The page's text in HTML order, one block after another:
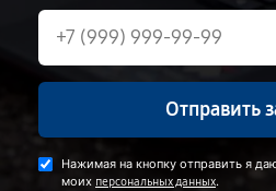
Отправить
Нажимая на кнопку отправить я
моих персональных данных.